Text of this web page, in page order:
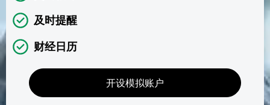
及时提醒
财经日历